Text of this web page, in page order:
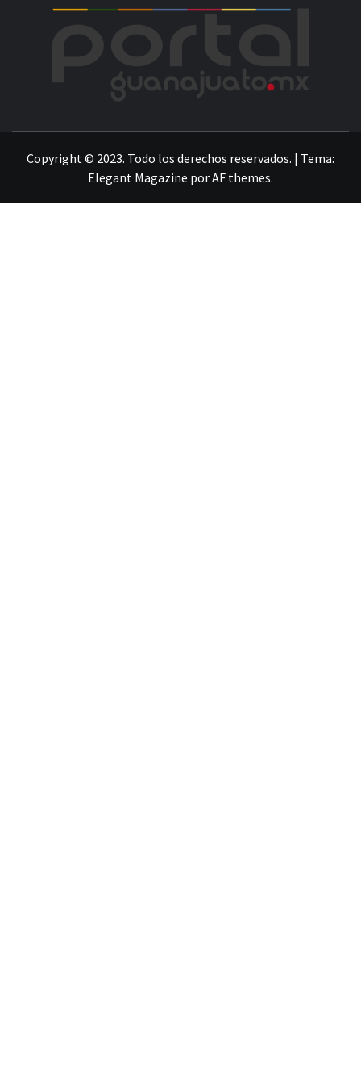
Copyright © 2023. Todo los derechos reservados. | Tema:
Elegant Magazine porAF themes.